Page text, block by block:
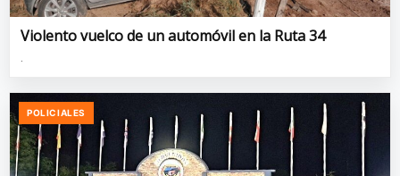
Violento vuelco de un automóvil en la Ruta 34
POLICIALES